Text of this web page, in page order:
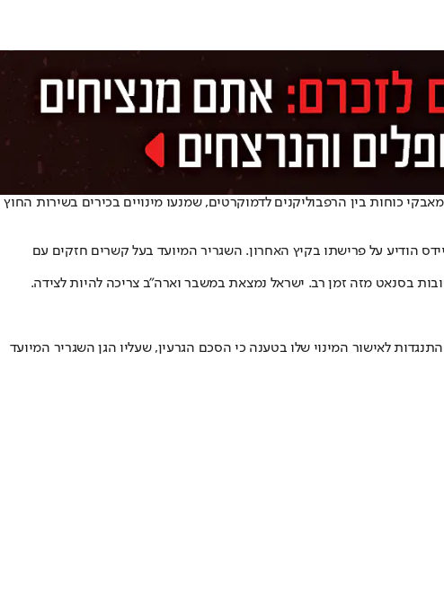
כוחות בין הרפבוליקנים לדמוקרטים, שמנעו מינויים בכירים בשירות החוץ
הודיע על פרישתו בקיץ האחרון. השגריר המיועד בעל קשרים חזקים עם
של לו היא אחת החשובות בסנאט מזה זמן רב. ישראל נמצאת במשבר וארה״ב צריכה להיות לצידה.
לאישור המינוי שלו בטענה כי הסכם הגרעין, שעליו הגן השגריר המיועד